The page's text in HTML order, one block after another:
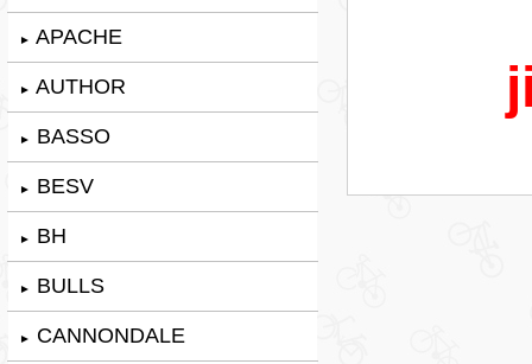
► APACHE
► AUTHOR
► BASSO
► BESV
► BH
► BULLS
► CANNONDALE